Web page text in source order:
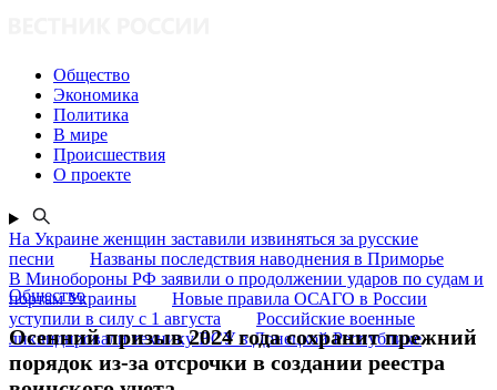
Общество
Экономика
Политика
В мире
Происшествия
О проекте
На Украине женщин заставили извиняться за русские
песни
Названы последствия наводнения в Приморье
В Минобороны РФ заявили о продолжении ударов по судам и
портам Украины
Новые правила ОСАГО в России
уступили в силу с 1 августа
Российские военные
ликвидировали технику ВСУ в Донецкой Республике
Общество
Осенний призыв 2024 года сохранит прежний
порядок из-за отсрочки в создании реестра